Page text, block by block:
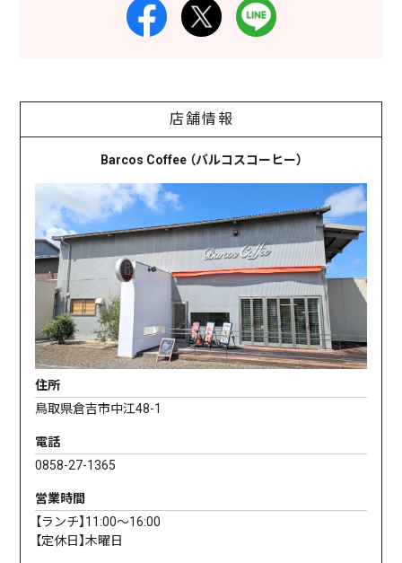
店舗情報
Barcos Coffee （バルコスコーヒー）
住所
鳥取県倉吉市中江48-1
電話
0858-27-1365
営業時間
【ランチ】11:00〜16:00
【定休日】木曜日